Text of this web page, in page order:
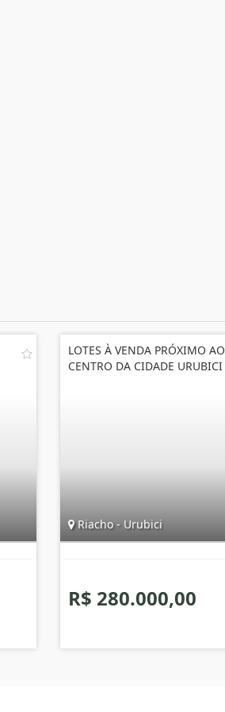
LOTES À VENDA PRÓXIMO AO
CENTRO DA CIDADE URUBICI
Riacho - Urubici
R$ 280.000,00